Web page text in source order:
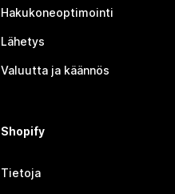
Hakukoneoptimointi
Lähetys
Valuutta ja käännös
Shopify
Tietoja